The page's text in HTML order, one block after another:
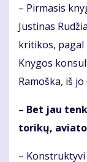
– Pir­ma­sis
Jus­ti­nas
kri­ti­kos,
Kny­gos
Ra­moš­ka, iš
– Bet jau
to­ri­kų,
–